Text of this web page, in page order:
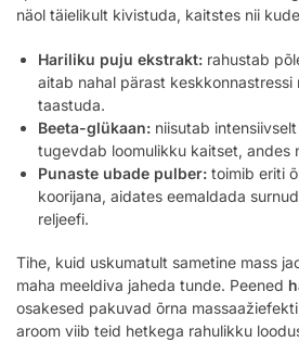
näol täielikult kivistuda, kaitstes nii
Hariliku puju ekstrakt: rahustab
aitab nahal pärast keskkonnastressi
taastuda.
Beeta-glükaan: niisutab
tugevdab loomulikku kaitset, andes
Punaste ubade pulber: toimib eriti
koorijana, aidates eemaldada
reljeefi.
Tihe, kuid uskumatult sametine mass
maha meeldiva jaheda tunde. Peened
osakesed pakuvad õrna
aroom viib teid hetkega rahulikku